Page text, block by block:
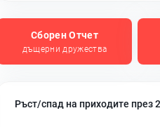
Сборен Отчет
дъщерни дружества
Ръст/спад на приходите през